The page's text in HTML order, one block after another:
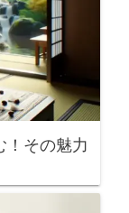
！その魅力